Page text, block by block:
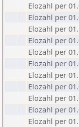
Elozahl per
Elozahl per
Elozahl per
Elozahl per
Elozahl per
Elozahl per
Elozahl per
Elozahl per
Elozahl per
Elozahl per
Elozahl per